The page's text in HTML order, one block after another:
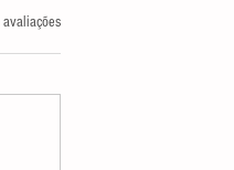
avaliações